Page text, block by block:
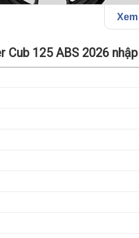
Honda Super Cub 125
Cub, phiên bản Super Cub
thiết kế, mẫu
125 ABS 2026